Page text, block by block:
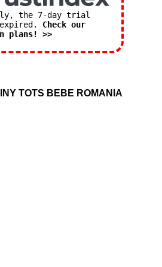
the 7-day trial
Check our
plans! >>
TOTS BEBE ROMANIA